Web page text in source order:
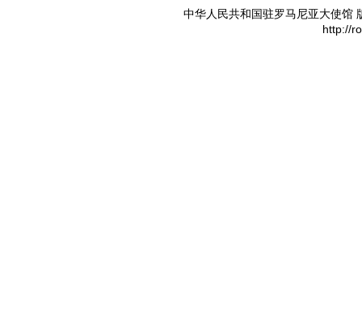
中华人民共和国驻罗马尼亚大使馆
http://